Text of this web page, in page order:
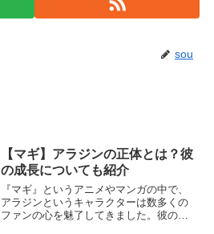
sou
【マギ】アラジンの正体とは？彼
の成長についても紹介
『マギ』というアニメやマンガの中で、
アラジンというキャラクターは数多くの
ファンの心を魅了してきました。彼の謎